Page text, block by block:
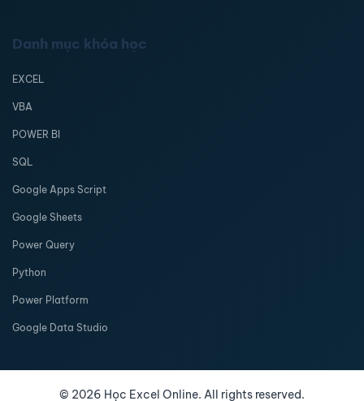
Danh mục khóa học
EXCEL
VBA
POWER BI
SQL
Google Apps Script
Google Sheets
Power Query
Python
Power Platform
Google Data Studio
© 2026 Học Excel Online. All rights reserved.